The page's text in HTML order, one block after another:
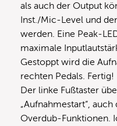
als auch der Output
Inst./Mic-Level und
werden. Eine Peak-
maximale
Gestoppt wird die
rechten Pedals. Fertig!
Der linke Fußtaster
„Aufnahmestart“,
Overdub-Funktionen.